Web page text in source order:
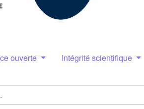
ouverte Intégrité scientifique